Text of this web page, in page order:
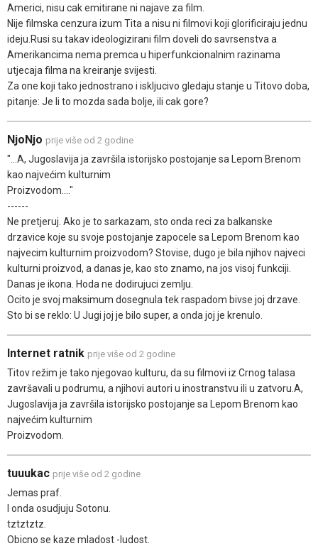
Americi, nisu cak emitirane ni najave za film.
Nije filmska cenzura izum Tita a nisu ni filmovi koji glorificiraju jednu
ideju.Rusi su takav ideologizirani film doveli do savrsenstva a
Amerikancima nema premca u hiperfunkcionalnim razinama
utjecaja filma na kreiranje svijesti.
Za one koji tako jednostrano i iskljucivo gledaju stanje u Titovo doba,
pitanje: Je li to mozda sada bolje, ili cak gore?
NjoNjo prije više od 2 godine
"...A, Jugoslavija ja završila istorijsko postojanje sa Lepom Brenom
kao najvećim kulturnim
Proizvodom...."
------
Ne pretjeruj. Ako je to sarkazam, sto onda reci za balkanske
drzavice koje su svoje postojanje zapocele sa Lepom Brenom kao
najvecim kulturnim proizvodom? Stovise, dugo je bila njihov najveci
kulturni proizvod, a danas je, kao sto znamo, na jos visoj funkciji.
Danas je ikona. Hoda ne dodirujuci zemlju.
Ocito je svoj maksimum dosegnula tek raspadom bivse joj drzave.
Sto bi se reklo: U Jugi joj je bilo super, a onda joj je krenulo.
Internet ratnik prije više od 2 godine
Titov režim je tako njegovao kulturu, da su filmovi iz Crnog talasa
završavali u podrumu, a njihovi autori u inostranstvu ili u zatvoru.A,
Jugoslavija ja završila istorijsko postojanje sa Lepom Brenom kao
najvećim kulturnim
Proizvodom.
tuuukac prije više od 2 godine
Jemas praf.
I onda osudjuju Sotonu.
tztztztz.
Obicno se kaze mladost -ludost.